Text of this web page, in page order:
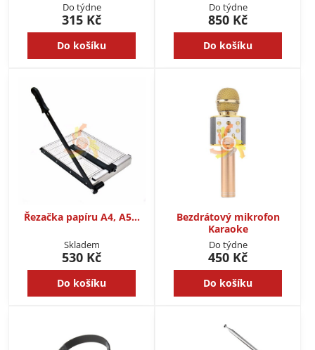
Do týdne
315 Kč
Do košíku
Do týdne
850 Kč
Do košíku
Řezačka papíru A4, A5...
Skladem
530 Kč
Do košíku
Bezdrátový mikrofon
Karaoke
Do týdne
450 Kč
Do košíku